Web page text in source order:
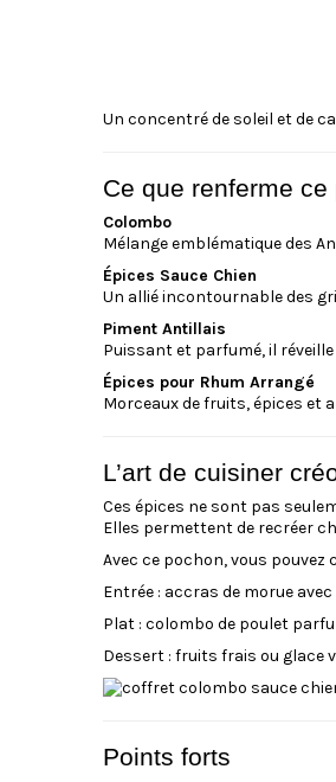
Un concentré de soleil et de
Ce que renferme ce
Colombo
Mélange emblématique des
Épices Sauce Chien
Un allié incontournable des
Piment Antillais
Puissant et parfumé, il
Épices pour Rhum Arrangé
Morceaux de fruits, épices et
L’art de cuisiner
Ces épices ne sont pas
Elles permettent de recréer
Avec ce pochon, vous
Entrée : accras de morue
Plat : colombo de poulet
Dessert : fruits frais ou glace
Points forts